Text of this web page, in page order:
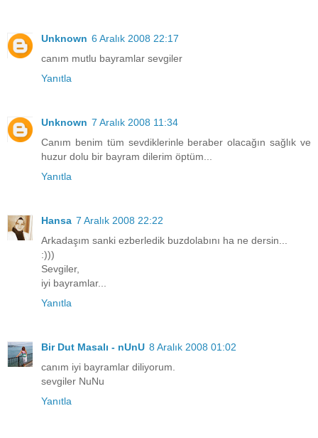
Unknown 6 Aralık 2008 22:17
canım mutlu bayramlar sevgiler
Yanıtla
Unknown 7 Aralık 2008 11:34
Canım benim tüm sevdiklerinle beraber olacağın sağlık ve
huzur dolu bir bayram dilerim öptüm...
Yanıtla
Hansa 7 Aralık 2008 22:22
Arkadaşım sanki ezberledik buzdolabını ha ne dersin...
:)))
Sevgiler,
iyi bayramlar...
Yanıtla
Bir Dut Masalı - nUnU 8 Aralık 2008 01:02
canım iyi bayramlar diliyorum.
sevgiler NuNu
Yanıtla